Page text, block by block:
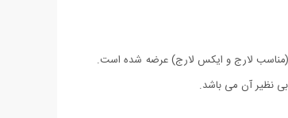
(مناسب لارج و ایکس لارج) عرضه شده است.